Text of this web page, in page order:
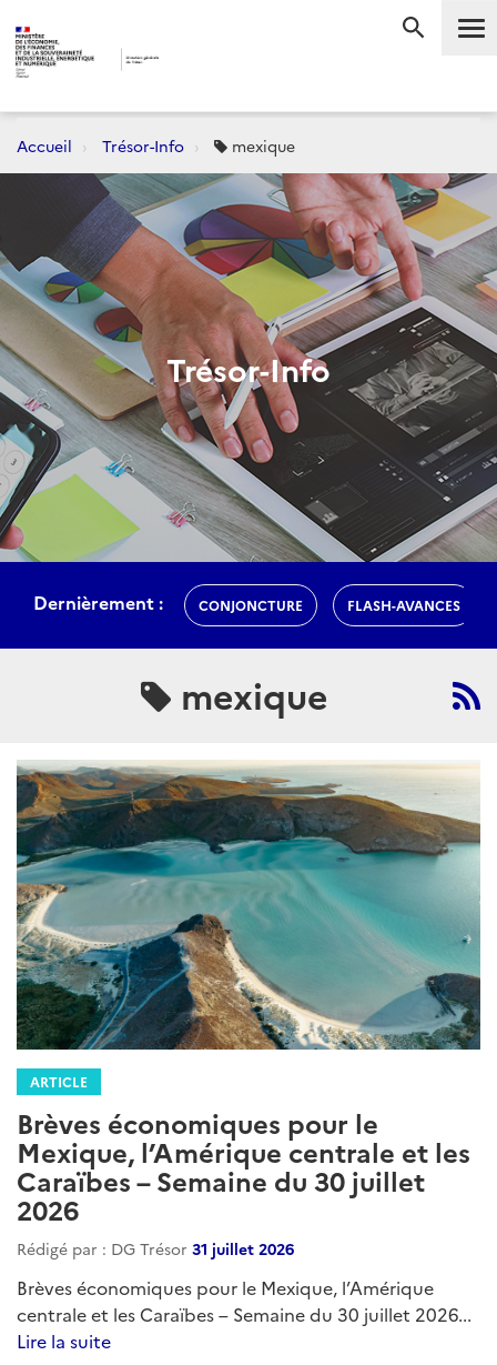
Accueil Trésor-Info mexique
Trésor-Info
Dernièrement : CONJONCTURE FLASH-AVANCES
mexique
ARTICLE
Brèves économiques pour le
Mexique, l’Amérique centrale et les
Caraïbes – Semaine du 30 juillet
2026
Rédigé par : DG Trésor 31 juillet 2026
Brèves économiques pour le Mexique, l’Amérique
centrale et les Caraïbes – Semaine du 30 juillet 2026...
Lire la suite